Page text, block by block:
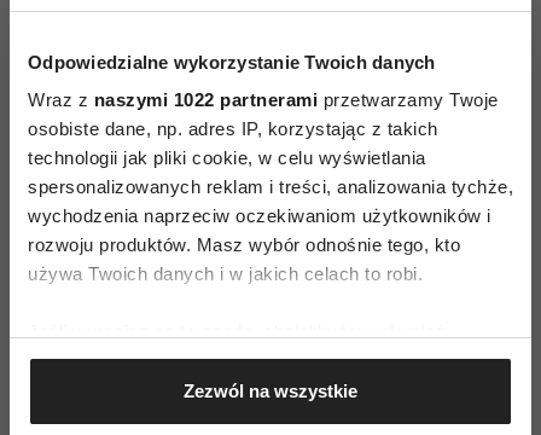
Odpowiedzialne wykorzystanie Twoich danych
Wraz z naszymi 1022 partnerami przetwarzamy Twoje
osobiste dane, np. adres IP, korzystając z takich
technologii jak pliki cookie, w celu wyświetlania
spersonalizowanych reklam i treści, analizowania tychże,
wychodzenia naprzeciw oczekiwaniom użytkowników i
rozwoju produktów. Masz wybór odnośnie tego, kto
używa Twoich danych i w jakich celach to robi.
Gromadzić dane dotyczące Twojej lokalizacji
geograficznej z dokładnością nawet do kilku metrów
Identyfikować Twoje urządzenie, aktywnie
Zezwól na wszystkie
magicznego”
FESTIWAL POLSKICH FILMÓW
FABULARNYCH W GDYNI
Michalina Olszańska o roli Heleny w
filmie „Kulej. Dwie strony medalu”:
„Ona nie stała w cieniu Jurka, tylko
była bardzo ważną częścią jego
sukcesu”
FABULARNYCH W GDYNI
Tomasz Kot o swojej zaskakującej
roli w filmie „Kulej. Dwie strony